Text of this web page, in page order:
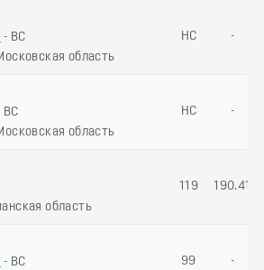
- ВС
область
НС -
ВС
область
НС -
область
119 190.41
- ВС
99 -